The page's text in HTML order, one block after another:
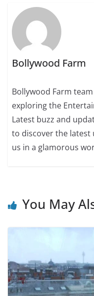
Bollywood Farm
Bollywood Farm
exploring the
Latest buzz and
to discover the
us in a glamorous
You May